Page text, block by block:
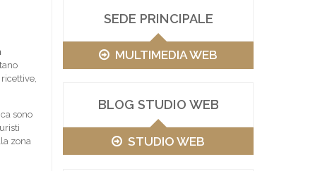
SEDE PRINCIPALE
MULTIMEDIA WEB
BLOG STUDIO WEB
STUDIO WEB
sono
zona